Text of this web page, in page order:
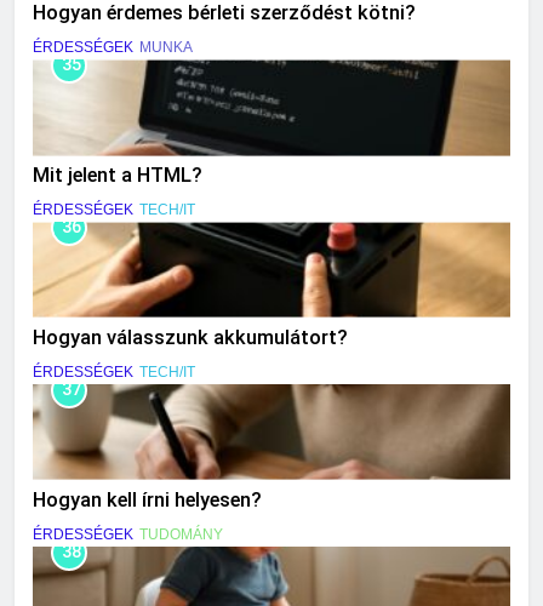
Hogyan érdemes bérleti szerződést kötni?
ÉRDESSÉGEK MUNKA
35
Mit jelent a HTML?
ÉRDESSÉGEK TECH/IT
36
Hogyan válasszunk akkumulátort?
ÉRDESSÉGEK TECH/IT
37
Hogyan kell írni helyesen?
ÉRDESSÉGEK TUDOMÁNY
38